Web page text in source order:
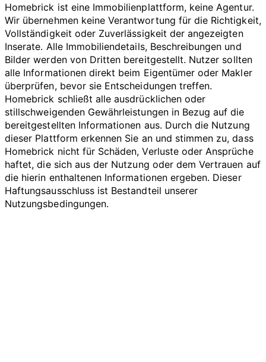
Homebrick ist eine Immobilienplattform, keine Agentur.
Wir übernehmen keine Verantwortung für die Richtigkeit,
Vollständigkeit oder Zuverlässigkeit der angezeigten
Inserate. Alle Immobiliendetails, Beschreibungen und
Bilder werden von Dritten bereitgestellt. Nutzer sollten
alle Informationen direkt beim Eigentümer oder Makler
überprüfen, bevor sie Entscheidungen treffen.
Homebrick schließt alle ausdrücklichen oder
stillschweigenden Gewährleistungen in Bezug auf die
bereitgestellten Informationen aus. Durch die Nutzung
dieser Plattform erkennen Sie an und stimmen zu, dass
Homebrick nicht für Schäden, Verluste oder Ansprüche
haftet, die sich aus der Nutzung oder dem Vertrauen auf
die hierin enthaltenen Informationen ergeben. Dieser
Haftungsausschluss ist Bestandteil unserer
Nutzungsbedingungen.